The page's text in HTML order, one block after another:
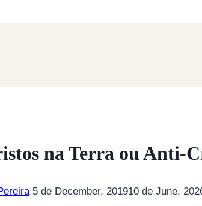
na Terra ou Anti-
5 de December, 201910 de June,